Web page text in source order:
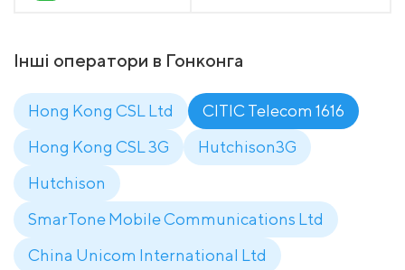
Інші оператори в Гонконга
Hong Kong CSL Ltd
CITIC Telecom 1616
Hong Kong CSL 3G
Hutchison3G
Hutchison
SmarTone Mobile Communications Ltd
China Unicom International Ltd